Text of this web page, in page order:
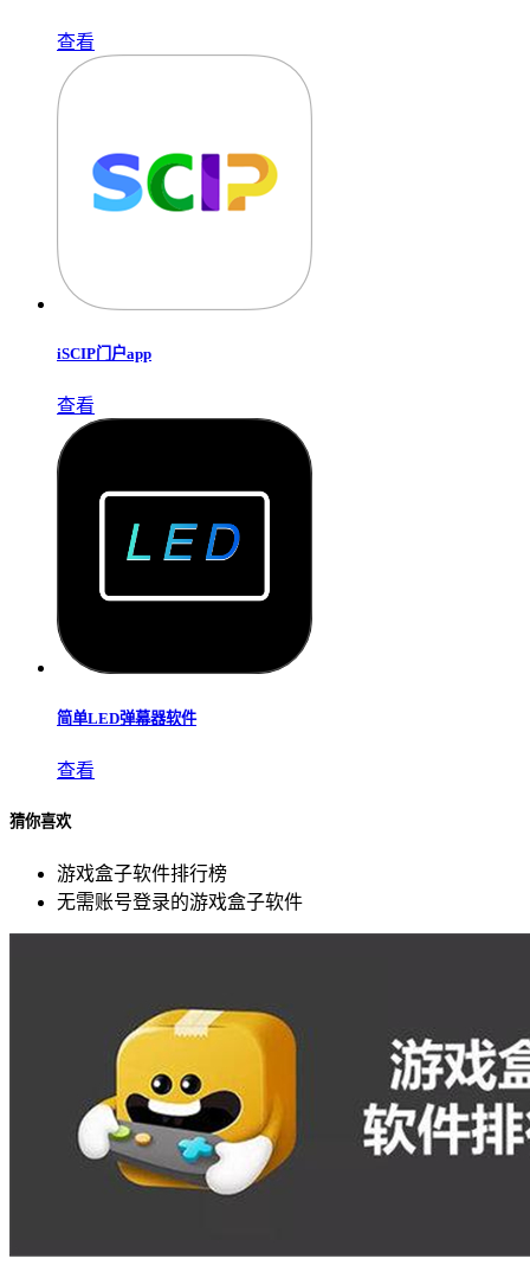
查看
iSCIP门户app
查看
简单LED弹幕器软件
查看
猜你喜欢
游戏盒子软件排行榜
无需账号登录的游戏盒子软件